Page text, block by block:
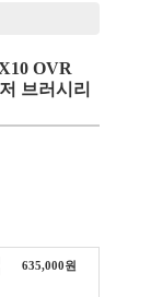
OVR
브러시리
635,000원